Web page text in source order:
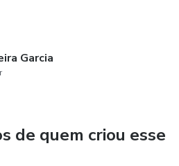
Garcia
de quem criou esse